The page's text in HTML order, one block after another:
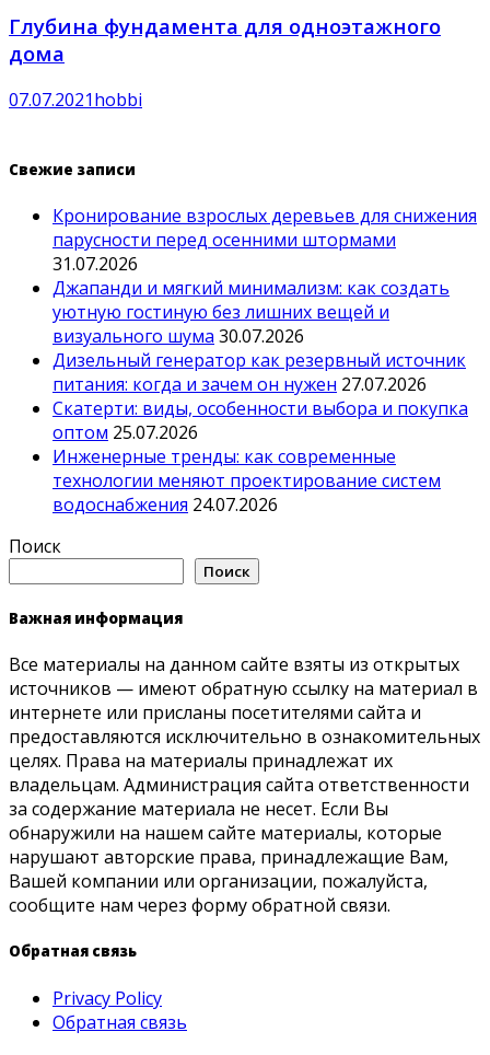
Глубина фундамента для одноэтажного
дома
07.07.2021hobbi
Свежие записи
Кронирование взрослых деревьев для снижения
парусности перед осенними штормами
31.07.2026
Джапанди и мягкий минимализм: как создать
уютную гостиную без лишних вещей и
визуального шума 30.07.2026
Дизельный генератор как резервный источник
питания: когда и зачем он нужен 27.07.2026
Скатерти: виды, особенности выбора и покупка
оптом 25.07.2026
Инженерные тренды: как современные
технологии меняют проектирование систем
водоснабжения 24.07.2026
Поиск
Поиск
Важная информация
Все материалы на данном сайте взяты из открытых
источников — имеют обратную ссылку на материал в
интернете или присланы посетителями сайта и
предоставляются исключительно в ознакомительных
целях. Права на материалы принадлежат их
владельцам. Администрация сайта ответственности
за содержание материала не несет. Если Вы
обнаружили на нашем сайте материалы, которые
нарушают авторские права, принадлежащие Вам,
Вашей компании или организации, пожалуйста,
сообщите нам через форму обратной связи.
Обратная связь
Privacy Policy
Обратная связь